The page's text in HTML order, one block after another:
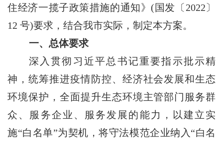
住经济一揽子政策措施的通知》(国发〔2022〕
12 号)要求，结合我市实际，制定本方案。
一、总体要求
深入贯彻习近平总书记重要指示批示精
神，统筹推进疫情防控、经济社会发展和生态
环境保护，全面提升生态环境主管部门服务群
众、服务企业、服务发展的能力，以建立实
施“白名单”为契机，将守法模范企业纳入“白名